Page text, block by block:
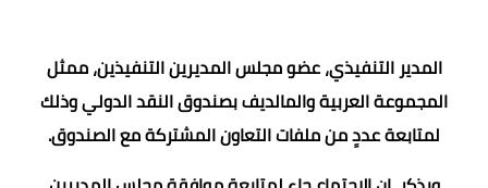
المدير التنفيذي، عضو مجلس المديرين التنفيذين، ممثل
المجموعة العربية والمالديف بصندوق النقد الدولي وذلك
لمتابعة عددٍ من ملفات التعاون المشتركة مع الصندوق.